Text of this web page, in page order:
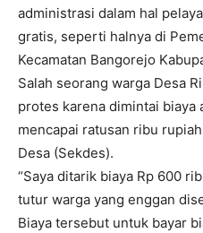
administrasi dalam hal
gratis, seperti halnya di
Kecamatan Bangorejo
Salah seorang warga Desa
protes karena dimintai biaya
mencapai ratusan ribu
Desa (Sekdes).
“Saya ditarik biaya Rp 600
tutur warga yang enggan
Biaya tersebut untuk bayar